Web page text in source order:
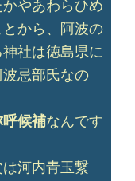
やあわらひめ
から、阿波の
社は徳島県に
忌部氏なの
候補なんです
河内青玉繋